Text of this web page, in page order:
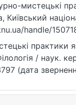
мистецькі
Київський
handle/
практики як
/ наук.
(дата